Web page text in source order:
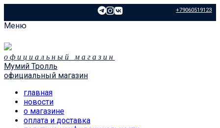
+79060519123
Меню
официальный магазин
Мумий Тролль
официальный магазин
главная
новости
о магазине
оплата и доставка